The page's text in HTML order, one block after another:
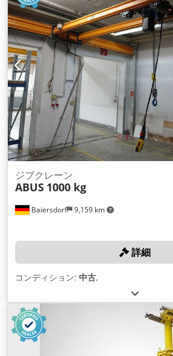
Baiersdorf 9,159 km
ジブクレーン
ABUS 1000 kg
詳細
コンディション: 中古,